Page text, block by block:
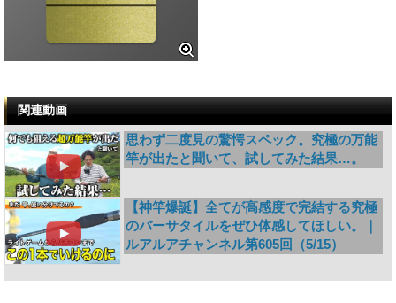
関連動画
思わず二度見の驚愕スペック。究極の万能
竿が出たと聞いて、試してみた結果…。
【神竿爆誕】全てが高感度で完結する究極
のバーサタイルをぜひ体感してほしい。｜
ルアルアチャンネル第605回（5/15）